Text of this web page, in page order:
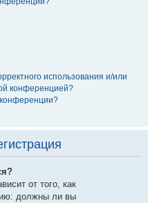
использования и/или
конференцией?
от того, как
должны ли вы